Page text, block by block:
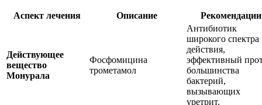
Аспект лечения Описание Рекомендации
Действующее
вещество
Монурала
Фосфомицина
трометамол
Антибиотик
широкого спектра
действия,
эффективный
большинства
бактерий,
вызывающих
уретрит.